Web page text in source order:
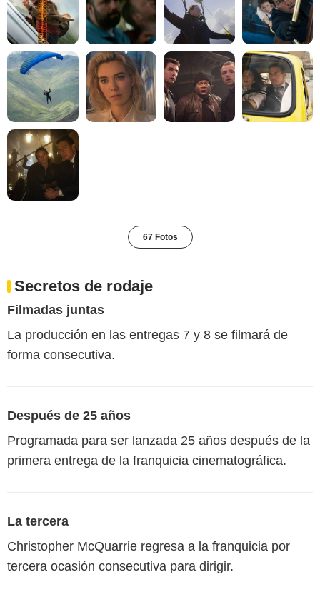
67 Fotos
Secretos de rodaje
Filmadas juntas
La producción en las entregas 7 y 8 se filmará de
forma consecutiva.
Después de 25 años
Programada para ser lanzada 25 años después de la
primera entrega de la franquicia cinematográfica.
La tercera
Christopher McQuarrie regresa a la franquicia por
tercera ocasión consecutiva para dirigir.